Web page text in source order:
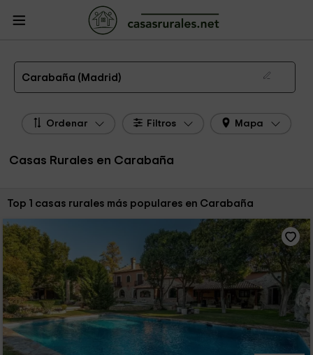
Casas Rurales
Carabaña
Las 1 mejores casas rurales en Carabaña de 2026
Carabaña (Madrid)
Ordenar Filtros Mapa
Casas Rurales en Carabaña
Ordenar por:
Top 1 casas rurales más populares en Carabaña